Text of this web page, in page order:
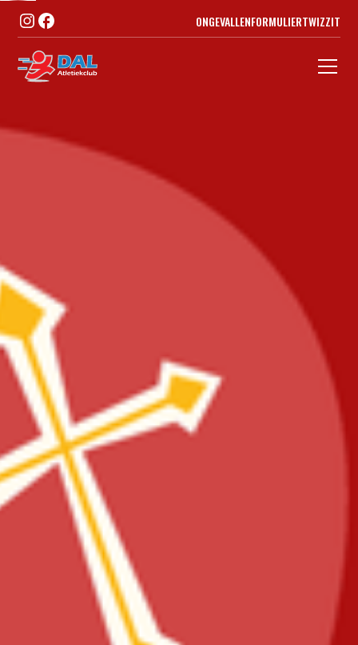
ONGEVALLENFORMULIERTWIZZIT